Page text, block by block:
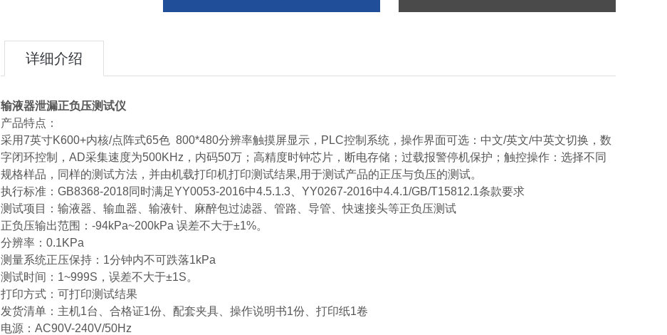
详细介绍
输液器泄漏正负压测试仪
产品特点：
采用7英寸K600+内核/点阵式65色 800*480分辨率触摸屏显示，PLC控制系统，操作界面可选：中文/英文/中英文切换，数
字闭环控制，AD采集速度为500KHz，内码50万；高精度时钟芯片，断电存储；过载报警停机保护；触控操作：选择不同
规格样品，同样的测试方法，并由机载打印机打印测试结果,用于测试产品的正压与负压的测试。
执行标准：GB8368-2018同时满足YY0053-2016中4.5.1.3、YY0267-2016中4.4.1/GB/T15812.1条款要求
测试项目：输液器、输血器、输液针、麻醉包过滤器、管路、导管、快速接头等正负压测试
正负压输出范围：-94kPa~200kPa 误差不大于±1%。
分辨率：0.1KPa
测量系统正压保持：1分钟内不可跌落1kPa
测试时间：1~999S，误差不大于±1S。
打印方式：可打印测试结果
发货清单：主机1台、合格证1份、配套夹具、操作说明书1份、打印纸1卷
电源：AC90V-240V/50Hz